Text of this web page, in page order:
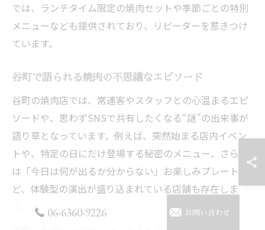
では、ランチタイム限定の焼肉セットや季節ごとの特別
メニューなども提供されており、リピーターを惹きつけ
ています。
谷町で語られる焼肉の不思議なエピソード
谷町の焼肉店では、常連客やスタッフとの心温まるエピ
ソードや、思わずSNSで共有したくなる“謎”の出来事が
語り草となっています。例えば、突然始まる店内イベン
トや、特定の日にだけ登場する秘密のメニュー、さらに
は「今日は何が出るか分からない」お楽しみプレートな
ど、体験型の演出が盛り込まれている店舗も存在しま
06-6360-9226 お問い合わせ